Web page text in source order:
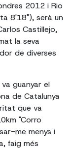
2012 i Rio
8'18"), serà un
Castillejo,
la seva
de diverses
guanyar el
de Catalunya
que va
"Corro
me menys i
faig més